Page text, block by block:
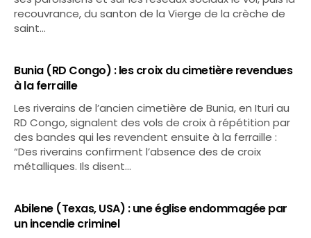
recouvrance, du santon de la Vierge de la crèche de
saint…
Bunia (RD Congo) : les croix du cimetière revendues
à la ferraille
Les riverains de l’ancien cimetière de Bunia, en Ituri au
RD Congo, signalent des vols de croix à répétition par
des bandes qui les revendent ensuite à la ferraille :
“Des riverains confirment l’absence des de croix
métalliques. Ils disent…
Abilene (Texas, USA) : une église endommagée par
un incendie criminel